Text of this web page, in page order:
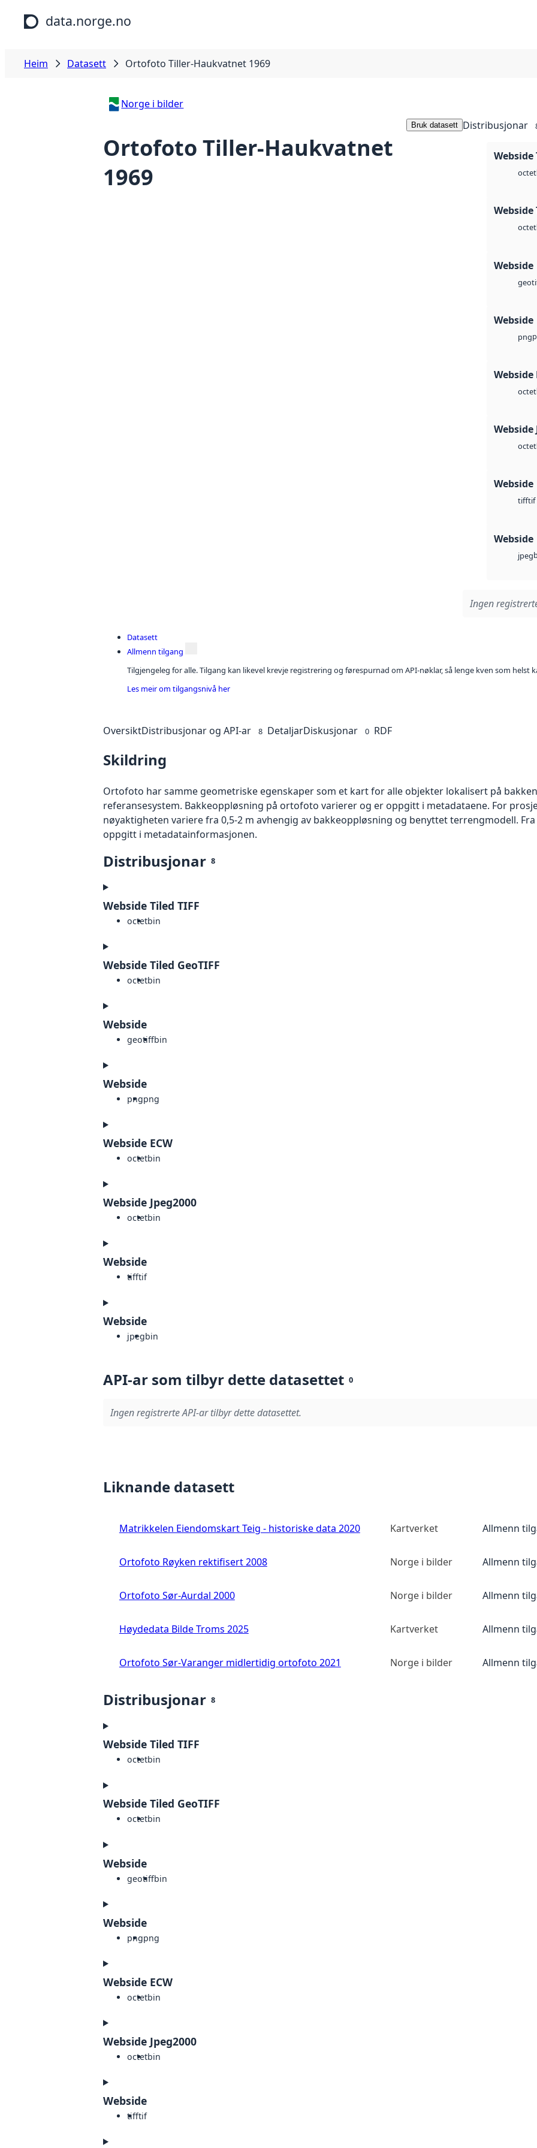
Hopp til hovudinnhald
data.norge.no
Heim Datasett Ortofoto Tiller-Haukvatnet 1969
Norge i bilder
Ortofoto Tiller-Haukvatnet
1969
Bruk datasett Distribusjonar
Webside
octet
Webside
octet
Webside
Webside
png
Webside
octet
Webside
octet
Webside
tifftif
Webside
jpeg
Ingen
Datasett
Allmenn tilgang
Tilgjengeleg for alle. Tilgang kan likevel krevje registrering og førespurnad om API-nøklar, så lenge kven som helst
Les meir om tilgangsnivå her
OversiktDistribusjonar og API-ar 8 DetaljarDiskusjonar 0 RDF
Skildring
Ortofoto har samme geometriske egenskaper som et kart for alle objekter lokalisert på
referansesystem. Bakkeoppløsning på ortofoto varierer og er oppgitt i metadataene. For
nøyaktigheten variere fra 0,5-2 m avhengig av bakkeoppløsning og benyttet terrengmodell.
oppgitt i metadatainformasjonen.
Distribusjonar 8
Webside Tiled TIFF
octetbin
Webside Tiled GeoTIFF
octetbin
Webside
geotiffbin
Webside
pngpng
Webside ECW
octetbin
Webside Jpeg2000
octetbin
Webside
tifftif
Webside
jpegbin
API-ar som tilbyr dette datasettet 0
Ingen registrerte API-ar tilbyr dette datasettet.
Liknande datasett
Matrikkelen Eiendomskart Teig - historiske data 2020 Kartverket Allmenn
Ortofoto Røyken rektifisert 2008 Norge i bilder Allmenn
Ortofoto Sør-Aurdal 2000 Norge i bilder Allmenn
Høydedata Bilde Troms 2025 Kartverket Allmenn
Ortofoto Sør-Varanger midlertidig ortofoto 2021 Norge i bilder Allmenn
Distribusjonar 8
Webside Tiled TIFF
octetbin
Webside Tiled GeoTIFF
octetbin
Webside
geotiffbin
Webside
pngpng
Webside ECW
octetbin
Webside Jpeg2000
octetbin
Webside
tifftif